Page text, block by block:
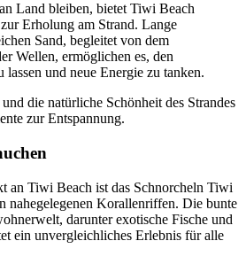
Land bleiben, bietet Tiwi Beach
Erholung am Strand. Lange
Sand, begleitet von dem
Wellen, ermöglichen es, den
lassen und neue Energie zu tanken.
die natürliche Schönheit des Strandes
zur Entspannung.
an Tiwi Beach ist das Schnorcheln Tiwi
nahegelegenen Korallenriffen. Die bunte
darunter exotische Fische und
ein unvergleichliches Erlebnis für alle